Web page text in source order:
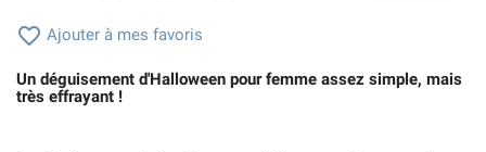
 Ajouter à mes favoris
Un déguisement d'Halloween pour femme assez simple, mais
très effrayant !